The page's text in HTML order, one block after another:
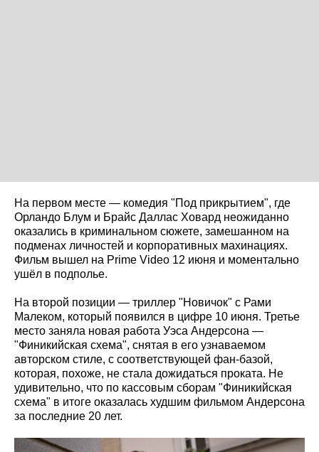
На первом месте — комедия "Под прикрытием", где
Орландо Блум и Брайс Даллас Ховард неожиданно
оказались в криминальном сюжете, замешанном на
подменах личностей и корпоративных махинациях.
Фильм вышел на Prime Video 12 июня и моментально
ушёл в подполье.
На второй позиции — триллер "Новичок" с Рами
Малеком, который появился в цифре 10 июня. Третье
место заняла новая работа Уэса Андерсона —
"Финикийская схема", снятая в его узнаваемом
авторском стиле, с соответствующей фан-базой,
которая, похоже, не стала дожидаться проката. Не
удивительно, что по кассовым сборам "Финикийская
схема" в итоге оказалась худшим фильмом Андерсона
за последние 20 лет.